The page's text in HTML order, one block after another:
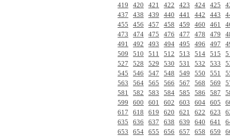
419
420 421 422 423 424 425
437
438 439 440 441 442 443
455
456 457 458 459 460 461
473
474 475 476 477 478 479
491
492 493 494 495 496 497
509
510 511 512 513 514 515
527
528 529 530 531 532 533
545
546 547 548 549 550 551
563
564 565 566 567 568 569
581
582 583 584 585 586 587
599
600 601 602 603 604 605
617
618 619 620 621 622 623
635
636 637 638 639 640 641
653
654 655 656 657 658 659